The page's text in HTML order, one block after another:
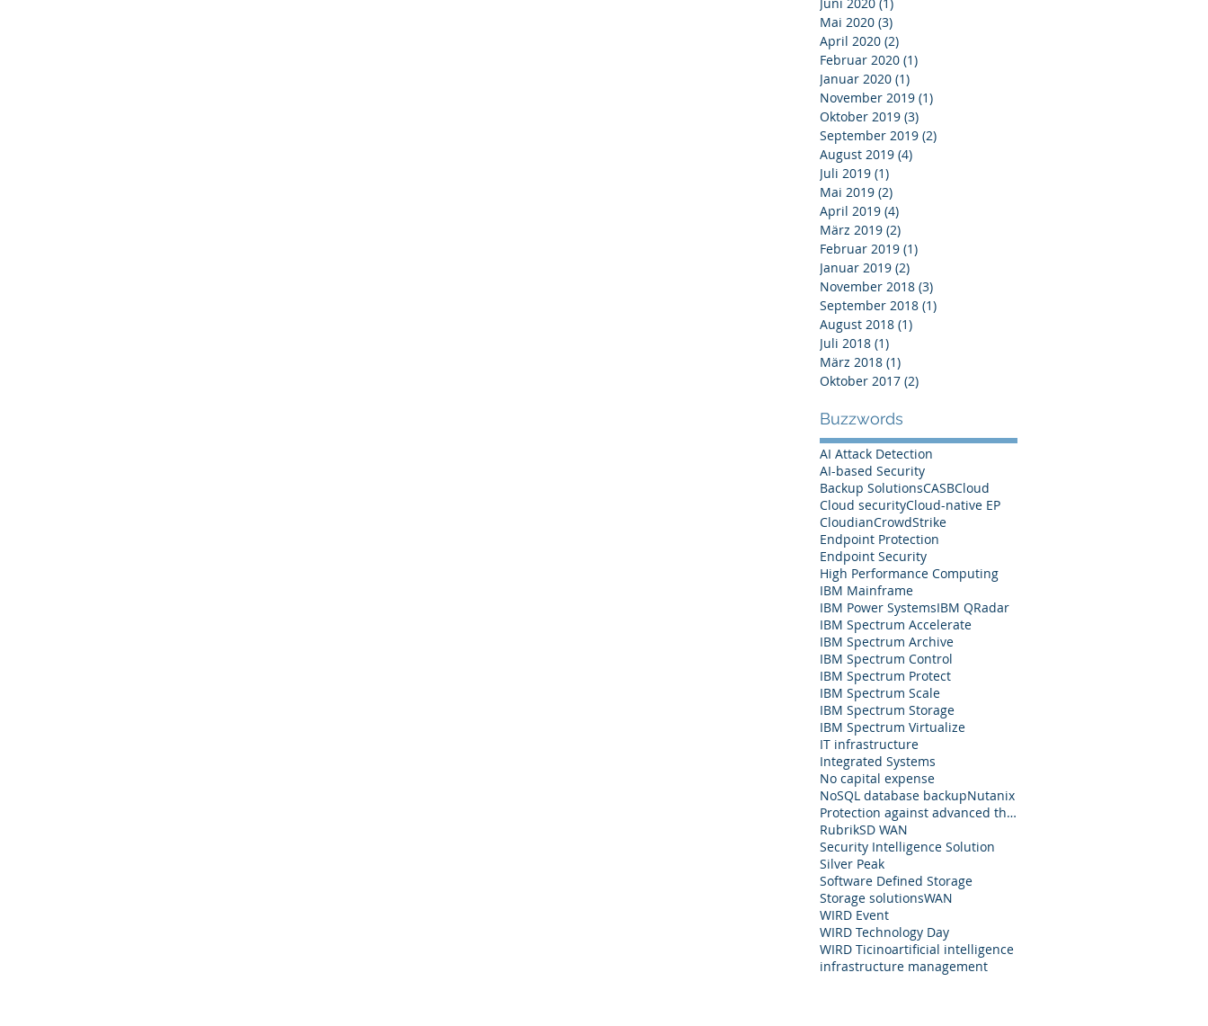
Mai 2020 (3)
April 2020 (2)
Februar 2020 (1)
Januar 2020 (1)
November 2019 (1)
Oktober 2019 (3)
September 2019 (2)
August 2019 (4)
Juli 2019 (1)
Mai 2019 (2)
April 2019 (4)
März 2019 (2)
Februar 2019 (1)
Januar 2019 (2)
November 2018 (3)
September 2018 (1)
August 2018 (1)
Juli 2018 (1)
März 2018 (1)
Oktober 2017 (2)
Buzzwords
AI Attack Detection
AI-based Security
Backup SolutionsCASBCloud
Cloud securityCloud-native EP
CloudianCrowdStrike
Endpoint Protection
Endpoint Security
High Performance Computing
IBM Mainframe
IBM Power SystemsIBM QRadar
IBM Spectrum Accelerate
IBM Spectrum Archive
IBM Spectrum Control
IBM Spectrum Protect
IBM Spectrum Scale
IBM Spectrum Storage
IBM Spectrum Virtualize
IT infrastructure
Integrated Systems
No capital expense
NoSQL database backupNutanix
Protection against advanced threats
RubrikSD WAN
Security Intelligence Solution
Silver Peak
Software Defined Storage
Storage solutionsWAN
WIRD Event
WIRD Technology Day
WIRD Ticinoartificial intelligence
infrastructure management